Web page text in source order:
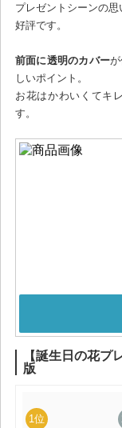
プレゼントシーンの
好評です。
前面に透明のカバーが
しいポイント。
お花はかわいくてキ
す。